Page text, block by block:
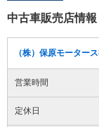
中古車販売店情報
（株）保原モーター
営業時間
定休日